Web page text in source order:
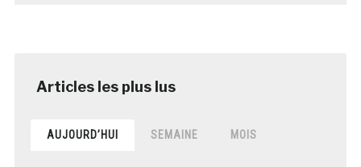
AUJOURD’HUI SEMAINE MOIS